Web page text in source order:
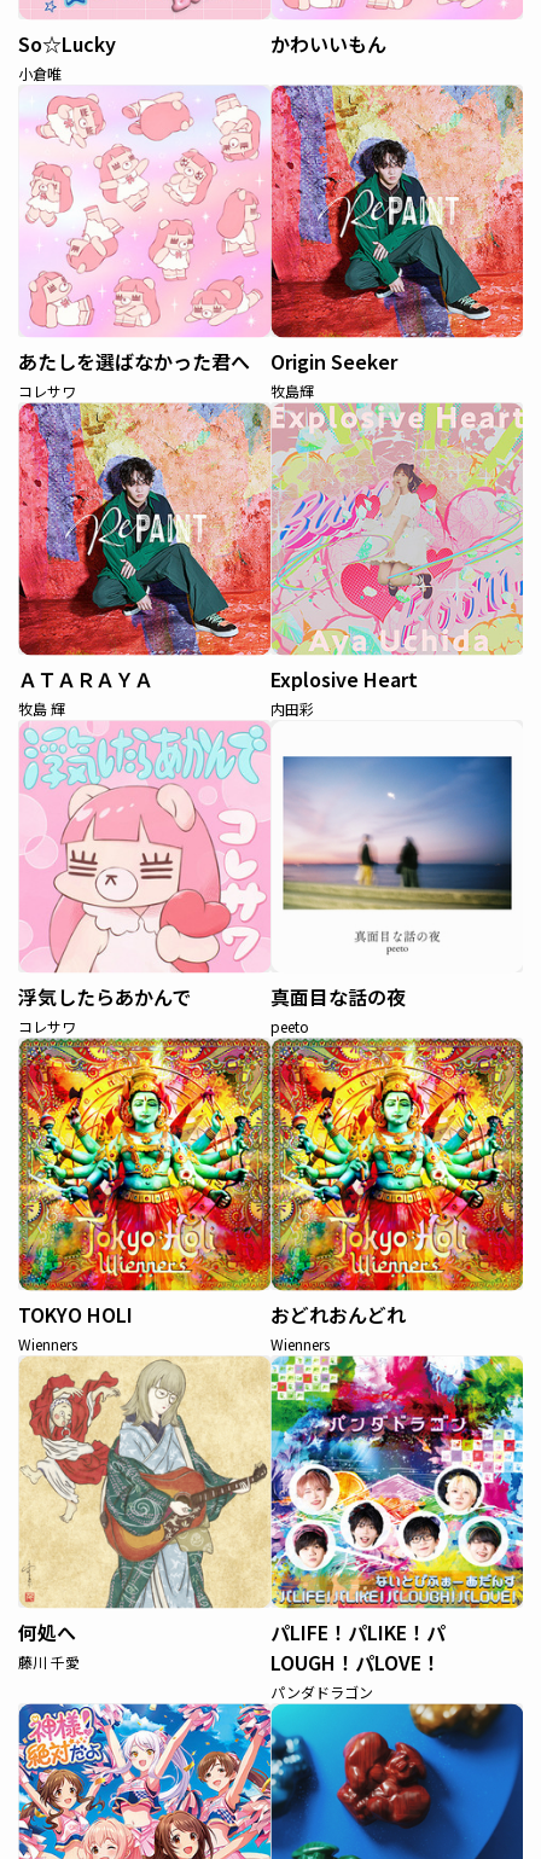
So☆Lucky
小倉唯
かわいいもん
あたしを選ばなかった君へ
コレサワ
Origin Seeker
牧島輝
ＡＴＡＲＡＹＡ
牧島 輝
Explosive Heart
内田彩
浮気したらあかんで
コレサワ
真面目な話の夜
peeto
TOKYO HOLI
Wienners
おどれおんどれ
Wienners
何処へ
藤川 千愛
パLIFE！パLIKE！パ
LOUGH！パLOVE！
パンダドラゴン